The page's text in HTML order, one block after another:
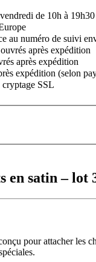
de 10h à 19h30
au numéro de suivi
après expédition
après expédition
expédition (selon
cryptage SSL
en satin –
pour attacher les